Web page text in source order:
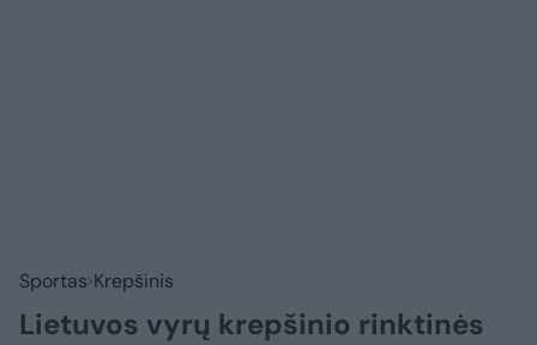
Sportas Krepšinis
Lietuvos vyrų krepšinio rinktinės